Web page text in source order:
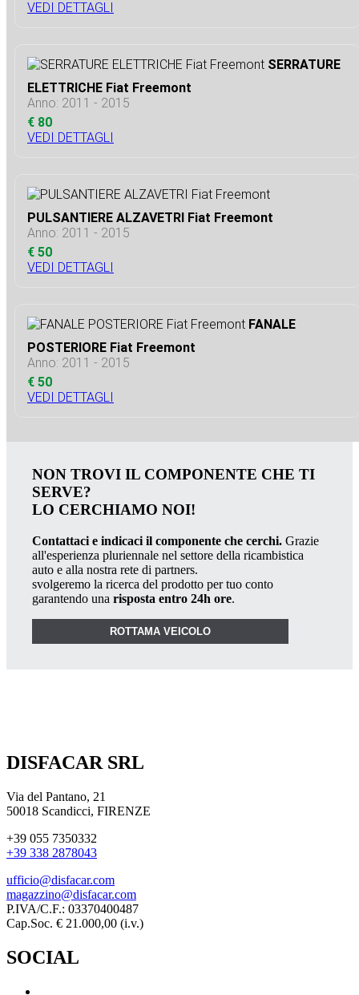
VEDI DETTAGLI
SERRATURE
ELETTRICHE Fiat Freemont
Anno: 2011 - 2015
€ 80
VEDI DETTAGLI
PULSANTIERE ALZAVETRI Fiat Freemont
Anno: 2011 - 2015
€ 50
VEDI DETTAGLI
FANALE
POSTERIORE Fiat Freemont
Anno: 2011 - 2015
€ 50
VEDI DETTAGLI
NON TROVI IL COMPONENTE CHE TI
SERVE?
LO CERCHIAMO NOI!
Contattaci e indicaci il componente che cerchi. Grazie
all'esperienza pluriennale nel settore della ricambistica
auto e alla nostra rete di partners.
svolgeremo la ricerca del prodotto per tuo conto
garantendo una risposta entro 24h ore.
ROTTAMA VEICOLO
DISFACAR SRL
Via del Pantano, 21
50018 Scandicci, FIRENZE
+39 055 7350332
+39 338 2878043
ufficio@disfacar.com
magazzino@disfacar.com
P.IVA/C.F.: 03370400487
Cap.Soc. € 21.000,00 (i.v.)
SOCIAL